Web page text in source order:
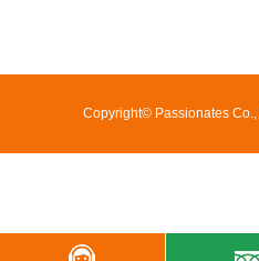
Copyright© Passionates